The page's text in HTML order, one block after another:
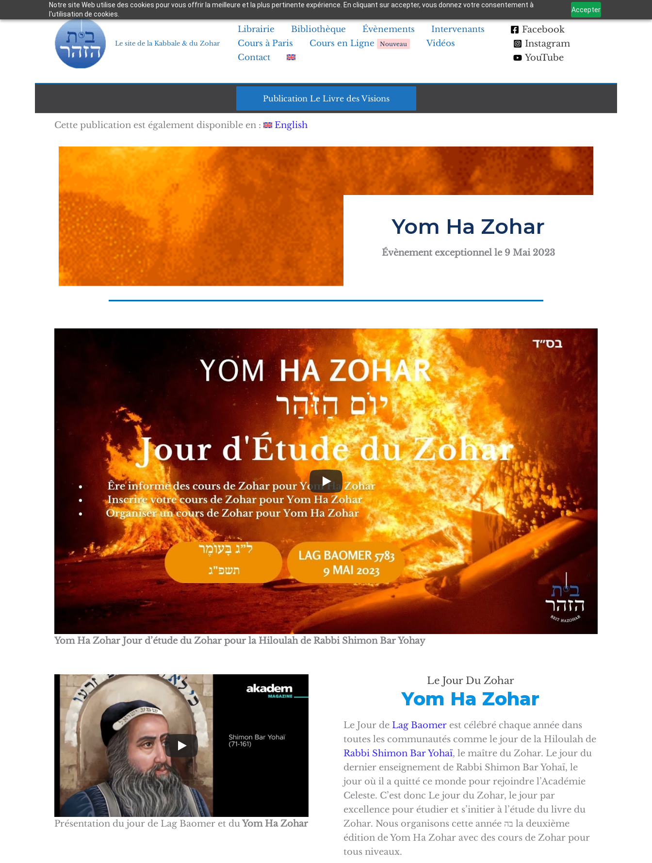
Notre site Web utilise des cookies pour vous offrir la meilleure et la plus pertinente expérience. En cliquant sur accepter, vous donnez votre consentement à
l'utilisation de cookies.
Accepter
au
Le site de la Kabbale & du Zohar
Librairie Bibliothèque Évènements
Intervenants
Cours à Paris
Cours en Ligne Nouveau
Vidéos
Contact
Facebook
Instagram
YouTube
Publication Le Livre des Visions
Cette publication est également disponible en : English
Yom Ha Zohar
Évènement exceptionnel le 9 Mai 2023
Yom Ha Zohar Jour d’étude du Zohar pour la Hiloulah de Rabbi Shimon Bar Yohay
Présentation du jour de Lag Baomer et duYom Ha Zohar
Le Jour Du Zohar
Yom Ha Zohar
Le Jour de Lag Baomer est célébré chaque année dans
toutes les communautés comme le jour de la Hiloulah de
Rabbi Shimon Bar Yohaï, le maître du Zohar. Le jour du
dernier enseignement de Rabbi Shimon Bar Yohaï, le
jour où il a quitté ce monde pour rejoindre l’Académie
Celeste. C’est donc Le jour du Zohar, le jour par
excellence pour étudier et s’initier à l’étude du livre du
Zohar. Nous organisons cette année בה la deuxième
édition de Yom Ha Zohar avec des cours de Zohar pour
tous niveaux.